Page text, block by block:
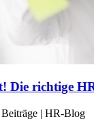
Die richtige
| HR-Blog